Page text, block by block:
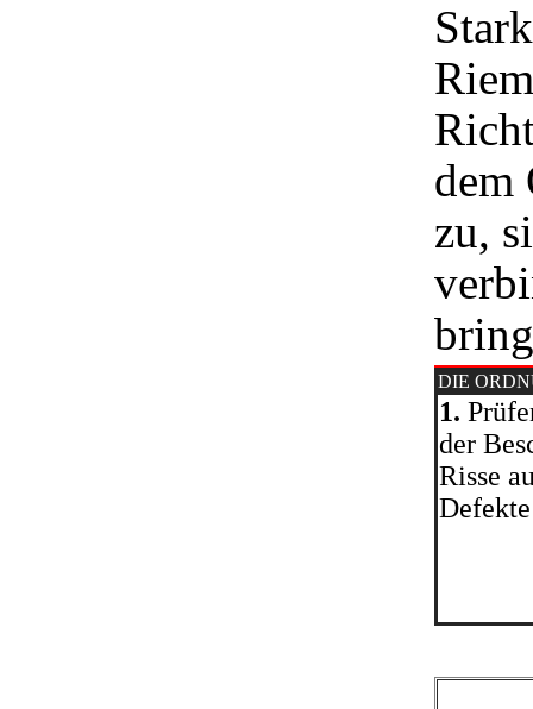
dem
zu,
DIE
1.
der
Risse